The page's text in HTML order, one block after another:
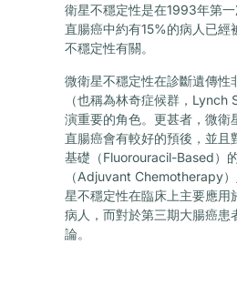
衛星不穩定性是在1993年第
直腸癌中約有15%的病人已經
不穩定性有關。
微衛星不穩定性在診斷遺傳性
（也稱為林奇症候群，Lynch
演重要的角色。更甚者，微衛
直腸癌會有較好的預後，並且
基礎（Fluorouracil-Based）
（Adjuvant Chemotherapy
星不穩定性在臨床上主要應用
病人，而對於第三期大腸癌患
論。